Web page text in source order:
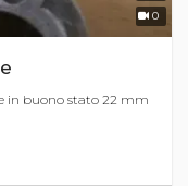
0
in buono stato 22 mm